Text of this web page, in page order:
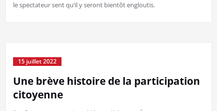
le spectateur sent qu’il y seront bientôt engloutis.
15 juillet 2022
Une brève histoire de la participation
citoyenne